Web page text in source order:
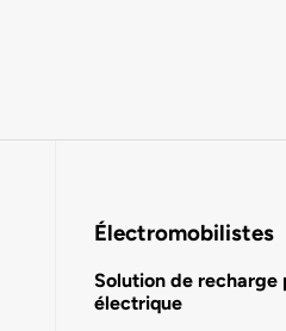
Électromobilistes
Solution de recharge
électrique